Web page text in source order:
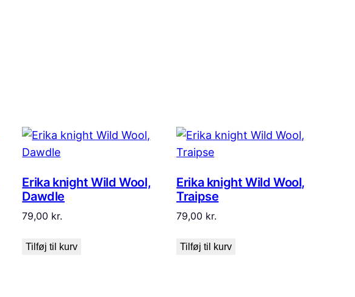
Erika knight Wild Wool,
Dawdle
79,00 kr.
Tilføj til kurv
Erika knight Wild Wool,
Traipse
79,00 kr.
Tilføj til kurv